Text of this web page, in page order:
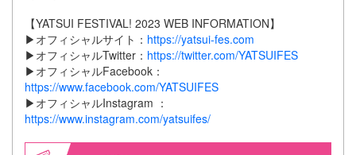
【YATSUI FESTIVAL! 2023 WEB INFORMATION】
▶オフィシャルサイト： https://yatsui-fes.com
▶オフィシャルTwitter： https://twitter.com/YATSUIFES
▶オフィシャルFacebook：
https://www.facebook.com/YATSUIFES
▶オフィシャルInstagram ：
https://www.instagram.com/yatsuifes/